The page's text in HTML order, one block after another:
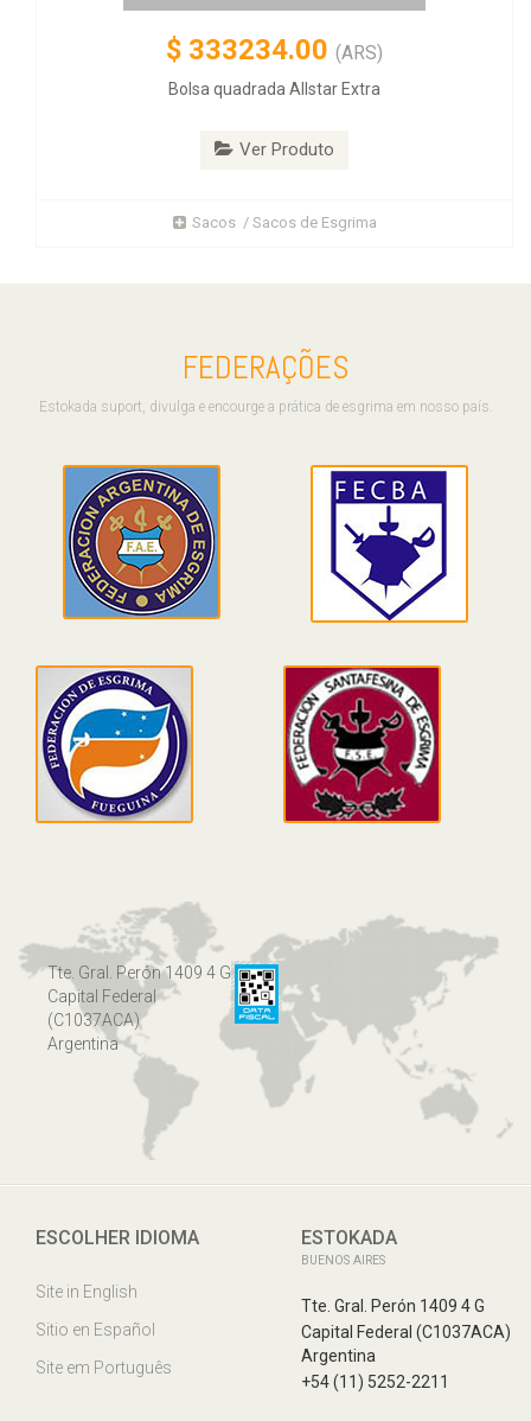
$ 333234.00 (ARS)
Bolsa quadrada Allstar Extra
Ver Produto
Sacos / Sacos de Esgrima
FEDERAÇÕES
Estokada suport, divulga e encourge a prática de esgrima em nosso país.
Tte. Gral. Perón 1409 4 G
Capital Federal
(C1037ACA)
Argentina
ESCOLHER IDIOMA
Site in English
Sitio en Español
Site em Português
ESTOKADA
BUENOS AIRES
Tte. Gral. Perón 1409 4 G
Capital Federal (C1037ACA)
Argentina
+54 (11) 5252-2211